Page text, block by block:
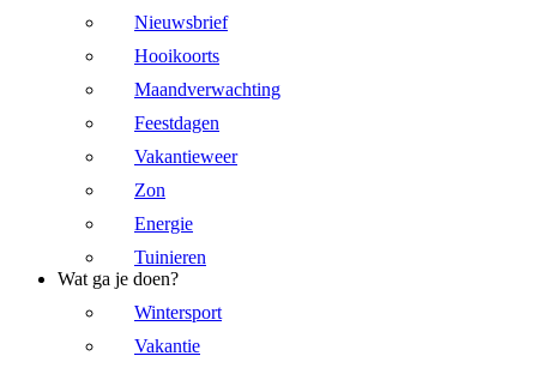
Nieuwsbrief
Hooikoorts
Maandverwachting
Feestdagen
Vakantieweer
Zon
Energie
Tuinieren
Wat ga je doen?
Wintersport
Vakantie